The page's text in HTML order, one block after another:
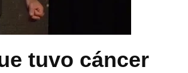
tuvo cáncer